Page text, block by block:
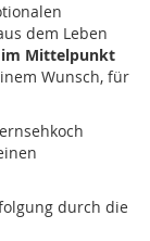
dem Leben
im Mittelpunkt
Wunsch, für
durch die